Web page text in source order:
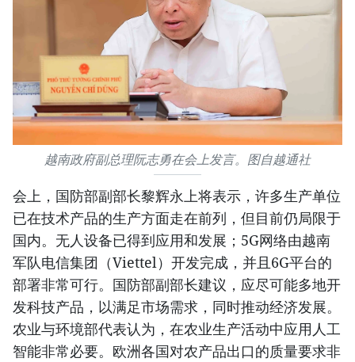
越南政府副总理阮志勇在会上发言。图自越通社
会上，国防部副部长黎辉永上将表示，许多生产单位
已在技术产品的生产方面走在前列，但目前仍局限于
国内。无人设备已得到应用和发展；5G网络由越南
军队电信集团（Viettel）开发完成，并且6G平台的
部署非常可行。国防部副部长建议，应尽可能多地开
发科技产品，以满足市场需求，同时推动经济发展。
农业与环境部代表认为，在农业生产活动中应用人工
智能非常必要。欧洲各国对农产品出口的质量要求非